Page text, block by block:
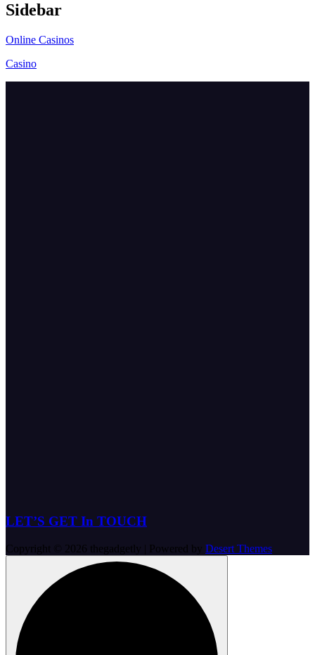
Sidebar
Online Casinos
Casino
LET’S GET In TOUCH
Copyright © 2026 thegadgetly | Powered by Desert Themes